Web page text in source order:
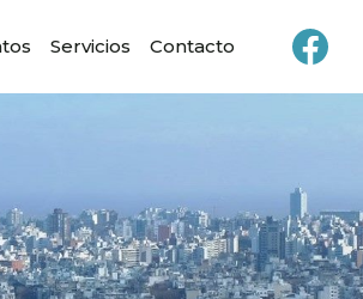
Servicios Contacto